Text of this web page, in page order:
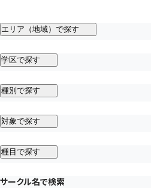
エリア（地域）で探す
学区で探す
種別で探す
対象で探す
種目で探す
サークル名で検索